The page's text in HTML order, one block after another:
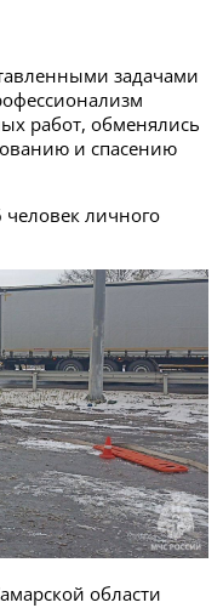
задачами
работ, обменялись
и спасению
личного
области